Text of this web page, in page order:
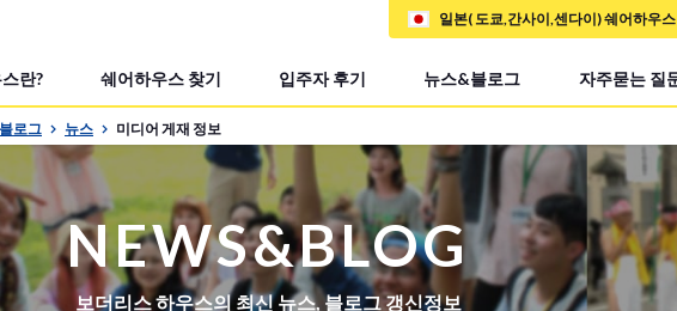
란? 쉐어하우스 찾기 입주자 후기 뉴스&블로그 자주묻는 질
일본( 도쿄,간사이,센다이) 쉐어하우
로그 뉴스 미디어 게재 정보
NEWS&BLOG
보더리스 하우스의 최신 뉴스, 블로그 갱신정보